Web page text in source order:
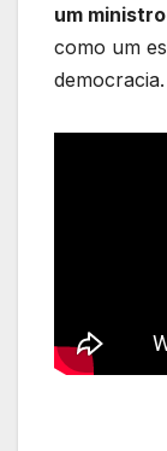
um
como um
democracia.